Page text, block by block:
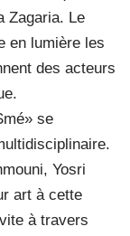
Zagaria. Le
en lumière les
des acteurs
se
Yosri
art à cette
à travers